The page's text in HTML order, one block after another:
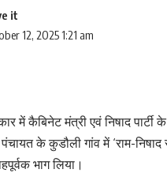
12, 2025 1:21 am
में कैबिनेट मंत्री एवं निषाद
के कुडौली गांव में ‘राम-
भाग लिया।